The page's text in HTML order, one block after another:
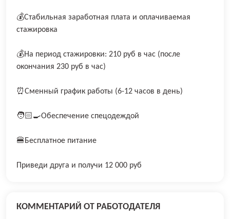
💰Стабильная заработная плата и оплачиваемая
стажировка
💰На период стажировки: 210 руб в час (после
окончания 230 руб в час)
⏰Сменный график работы (6-12 часов в день)
🧑🏻‍🍳Обеспечение спецодеждой
🍔Бесплатное питание
Приведи друга и получи 12 000 руб
КОММЕНТАРИЙ ОТ РАБОТОДАТЕЛЯ